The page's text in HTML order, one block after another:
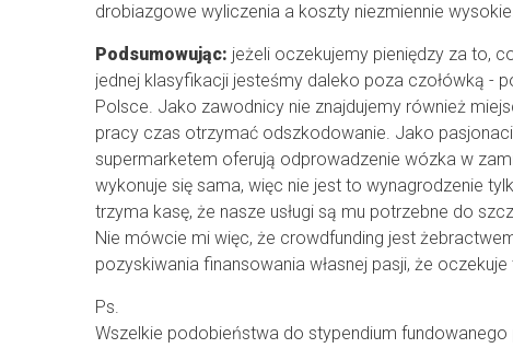
drobiazgowe wyliczenia a koszty niezmiennie
Podsumowując: jeżeli oczekujemy pieniędzy za to,
jednej klasyfikacji jesteśmy daleko poza czołówką -
Polsce. Jako zawodnicy nie znajdujemy również
pracy czas otrzymać odszkodowanie. Jako
supermarketem oferują odprowadzenie wózka w
wykonuje się sama, więc nie jest to wynagrodzenie
trzyma kasę, że nasze usługi są mu potrzebne do
Nie mówcie mi więc, że crowdfunding jest
pozyskiwania finansowania własnej pasji, że
Ps.
Wszelkie podobieństwa do stypendium